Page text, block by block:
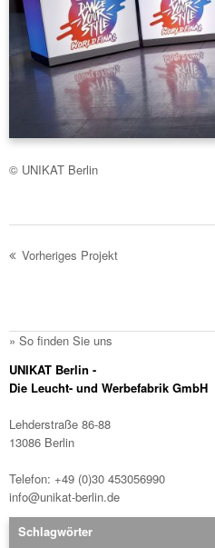
© UNIKAT Berlin
Vorheriges Projekt
» So finden Sie uns
UNIKAT Berlin -
Die Leucht- und Werbefabrik GmbH
Lehderstraße 86-88
13086 Berlin
Telefon: +49 (0)30 453056990
info@unikat-berlin.de
Schlagwörter